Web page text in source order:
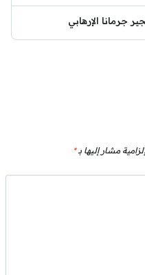
جرمانا الإرهابي
مشار إليها بـ*